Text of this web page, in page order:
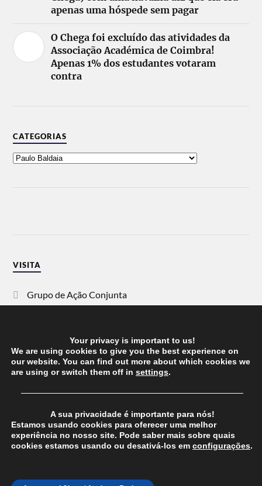
apenas uma hóspede sem pagar
O Chega foi excluído das atividades da
Associação Académica de Coimbra!
Apenas 1% dos estudantes votaram
contra
CATEGORIAS
VISITA
Grupo de Ação Conjunta
Vida Justa
dezanove
Your privacy is important to us!
We are using cookies to give you the best experience on
our website. You can find out more about which cookies we
are using or switch them off in settings.
──────────────────────────────────────
A sua privacidade é importante para nós!
Estamos usando cookies para oferecer uma melhor
experiência no nosso site. Pode saber mais sobre quais
cookies estamos usando ou desativá-los em configurações.